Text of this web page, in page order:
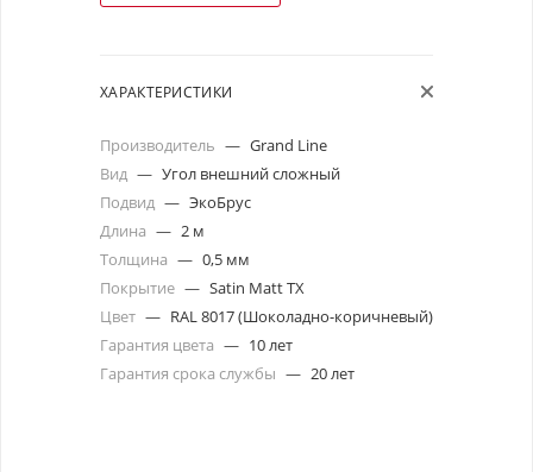
ХАРАКТЕРИСТИКИ
Производитель — Grand Line
Вид — Угол внешний сложный
Подвид — ЭкоБрус
Длина — 2 м
Толщина — 0,5 мм
Покрытие — Satin Matt TX
Цвет — RAL 8017 (Шоколадно-коричневый)
Гарантия цвета — 10 лет
Гарантия срока службы — 20 лет